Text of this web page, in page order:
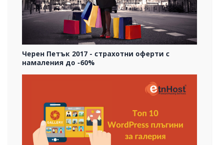
Черен Петък 2017 - страхотни оферти с
намаления до -60%